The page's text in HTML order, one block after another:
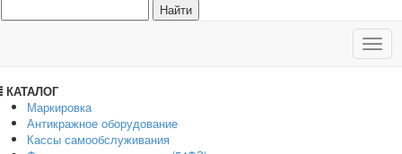
КАТАЛОГ
Маркировка
Антикражное оборудование
Кассы самообслуживания